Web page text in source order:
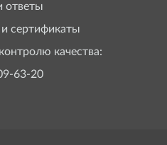
ответы
сертификаты
качества:
63-20